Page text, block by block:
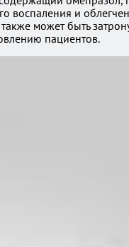
воспаления и
может быть
пациентов.